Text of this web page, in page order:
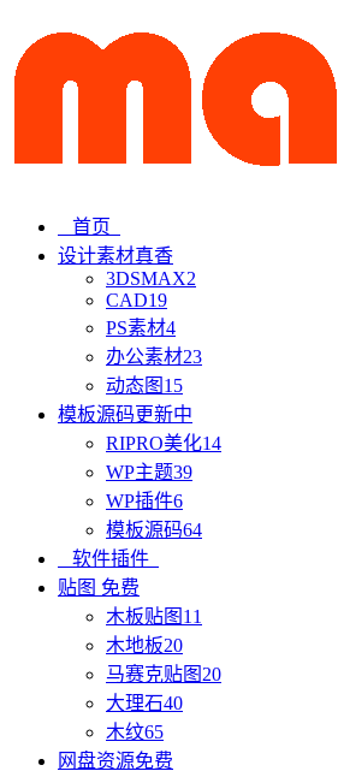
首页
设计素材真香
3DSMAX2
CAD19
PS素材4
办公素材23
动态图 15
模板源码更新中
RIPRO美化14
WP主题39
WP插件6
模板源码64
软件插件
贴图 免费
木板贴图 11
木地板20
马赛克贴图 20
大理石40
木纹65
网盘资源免费